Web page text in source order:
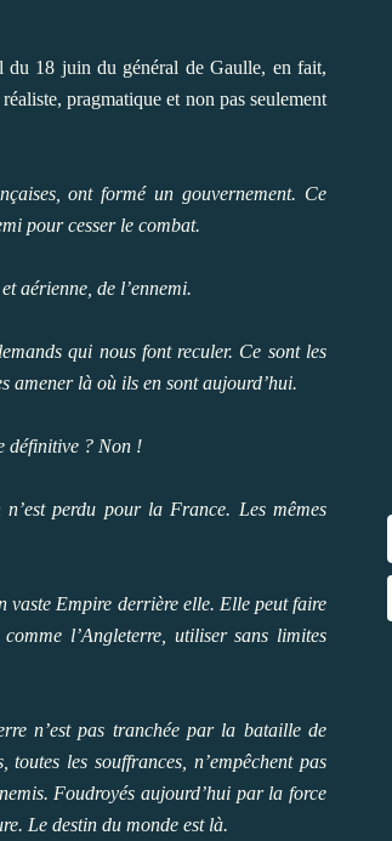
du 18 juin du général de Gaulle, en fait,
pragmatique et non pas seulement
ont formé un gouvernement. Ce
pour cesser le combat.
aérienne, de l’ennemi.
qui nous font reculer. Ce sont les
amener là où ils en sont aujourd’hui.
définitive ? Non !
perdu pour la France. Les mêmes
vaste Empire derrière elle. Elle peut faire
l’Angleterre, utiliser sans limites
n’est pas tranchée par la bataille de
les souffrances, n’empêchent pas
Foudroyés aujourd’hui par la force
Le destin du monde est là.